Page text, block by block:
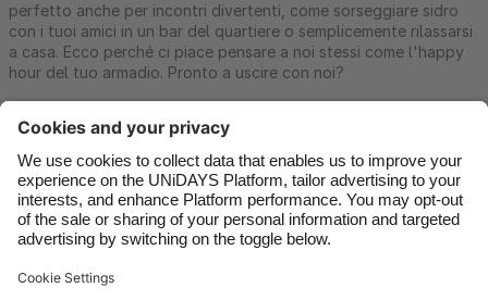
perfetto anche per incontri divertenti, come sorseggiare sidro
con i tuoi amici in un bar del quartiere o semplicemente rilassarsi
a casa. Ecco perché ci piace pensare a noi stessi come l'happy
hour del tuo armadio. Pronto a uscire con noi?
Contatti Aziende Stampa Lavora con noi